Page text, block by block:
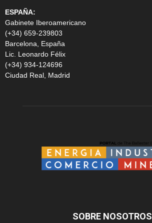
ESPAÑA:
Gabinete Iberoamericano
(+34) 659-239803
Barcelona, España
Lic. Leonardo Félix
(+34) 934-124696
Ciudad Real, Madrid
SOBRE NOSOTROS